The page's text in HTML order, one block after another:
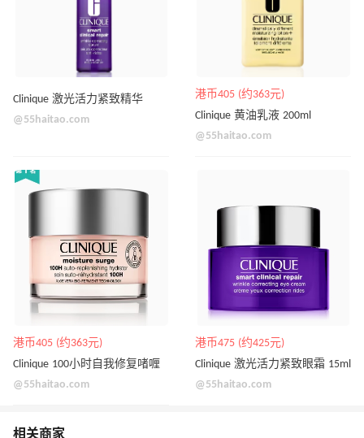
Clinique 激光活力紧致精华
@55haitao.com
港币405 (约363元)
Clinique 黄油乳液 200ml
@55haitao.com
港币405 (约363元)
Clinique 100小时自我修复啫喱
@55haitao.com
港币475 (约425元)
Clinique 激光活力紧致眼霜 15ml
@55haitao.com
相关商家